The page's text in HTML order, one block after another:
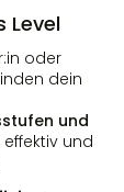
Level
oder
dein
und
effektiv und